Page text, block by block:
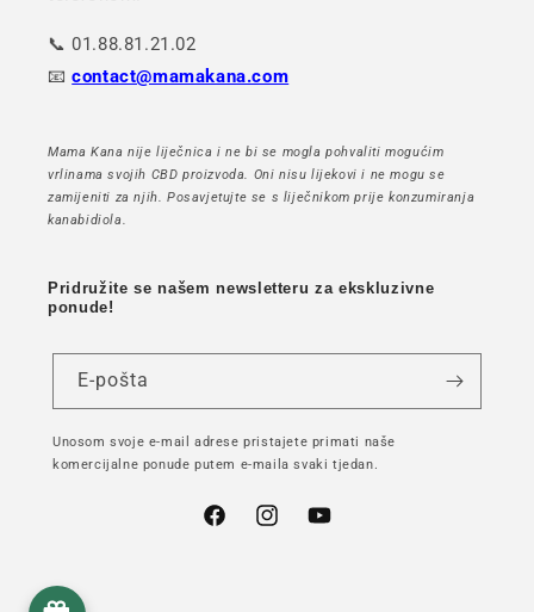
📞 01.88.81.21.02
📧contact@mamakana.com
Mama Kana nije liječnica i ne bi se mogla pohvaliti mogućim
vrlinama svojih CBD proizvoda. Oni nisu lijekovi i ne mogu se
zamijeniti za njih. Posavjetujte se s liječnikom prije konzumiranja
kanabidiola.
Pridružite se našem newsletteru za ekskluzivne
ponude!
E-pošta
Unosom svoje e-mail adrese pristajete primati naše
komercijalne ponude putem e-maila svaki tjedan.
FacebookInstagramYouTube